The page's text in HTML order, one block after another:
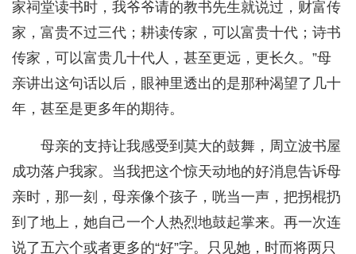
家祠堂读书时，我爷爷请的教书先生就说过，财富传
家，富贵不过三代；耕读传家，可以富贵十代；诗书
传家，可以富贵几十代人，甚至更远，更长久。”母
亲讲出这句话以后，眼神里透出的是那种渴望了几十
年，甚至是更多年的期待。
母亲的支持让我感受到莫大的鼓舞，周立波书屋
成功落户我家。当我把这个惊天动地的好消息告诉母
亲时，那一刻，母亲像个孩子，咣当一声，把拐棍扔
到了地上，她自己一个人热烈地鼓起掌来。再一次连
说了五六个或者更多的“好”字。只见她，时而将两只